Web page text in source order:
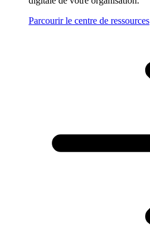
Parcourir le centre de ressources